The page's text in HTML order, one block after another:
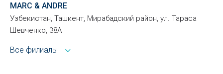
MARC & ANDRE
Узбекистан, Ташкент, Мирабадский район, ул. Тараса
Шевченко, 38А
Все филиалы